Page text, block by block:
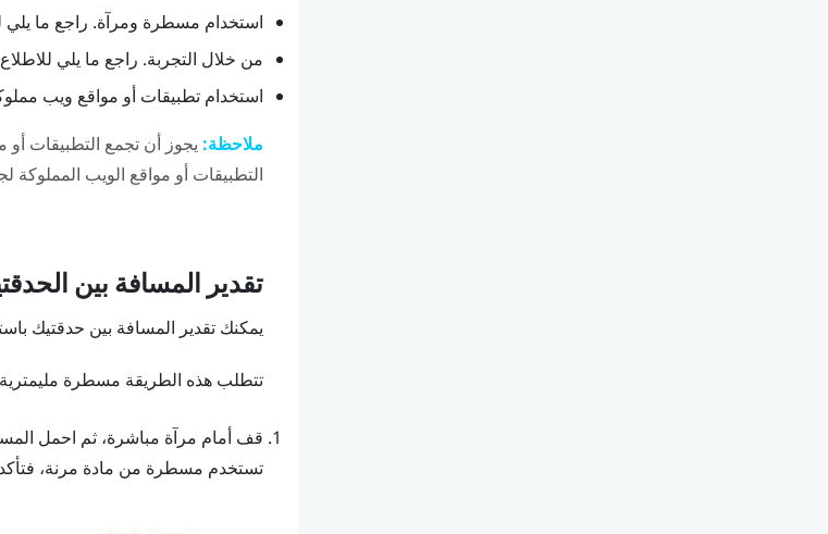
استخدام مسطرة ومرآة. راجع ما يلي
من خلال التجربة. راجع ما يلي
استخدام تطبيقات أو مواقع ويب
ملاحظة:
التطبيقات أو مواقع الويب
تقدير المسافة بين
يمكنك تقدير المسافة بين حدقتيك
تتطلب هذه الطريقة مسطرة
قف أمام مرآة مباشرة، ثم احمل
تستخدم مسطرة من مادة مرنة، فتأكد